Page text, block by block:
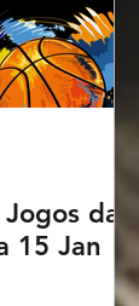
da
15 Jan